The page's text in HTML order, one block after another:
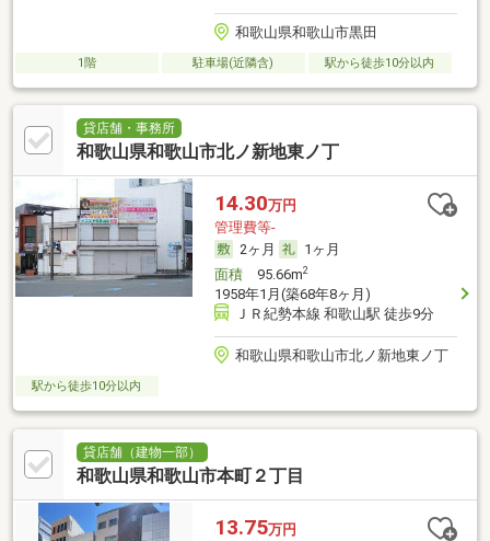
和歌山県和歌山市黒田
1階 駐車場(近隣含) 駅から徒歩10分以内
貸店舗・事務所
和歌山県和歌山市北ノ新地東ノ丁
14.30万円
管理費等-
2ヶ月
1ヶ月
面積95.66m2
1958年1月(築68年8ヶ月)
ＪＲ紀勢本線 和歌山駅 徒歩9分
和歌山県和歌山市北ノ新地東ノ丁
駅から徒歩10分以内
貸店舗（建物一部）
和歌山県和歌山市本町２丁目
13.75万円